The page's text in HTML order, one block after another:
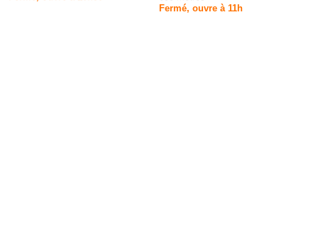
Fermé, ouvre à 11h